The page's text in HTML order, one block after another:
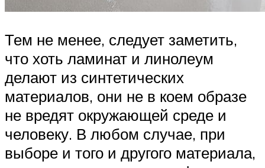
Тем не менее, следует заметить,
что хоть ламинат и линолеум
делают из синтетических
материалов, они не в коем образе
не вредят окружающей среде и
человеку. В любом случае, при
выборе и того и другого материала,